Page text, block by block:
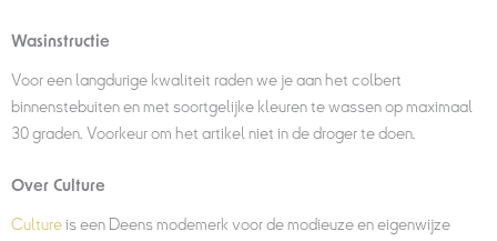
Wasinstructie
Voor een langdurige kwaliteit raden we je aan het colbert
binnenstebuiten en met soortgelijke kleuren te wassen op maximaal
30 graden. Voorkeur om het artikel niet in de droger te doen.
Over Culture
Cultureis een Deens modemerk voor de modieuze en eigenwijze